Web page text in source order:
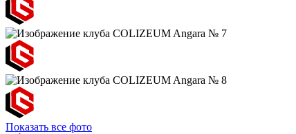
Показать все фото